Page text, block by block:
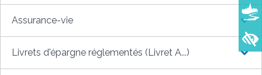
Assurance-vie
Livrets d'épargne réglementés (Livret A...)